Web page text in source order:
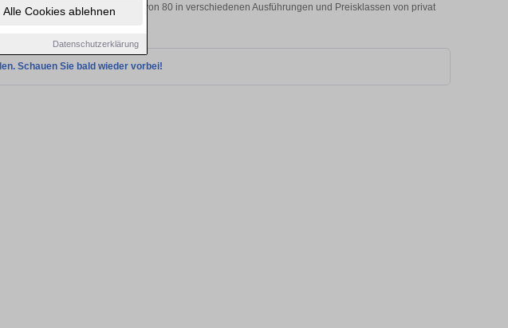
Alle Cookies ablehnen
Datenschutzerklärung
Entdecken Sie gebrauchte 80 von 80 in verschiedenen Ausführungen und Preisklassen von privat
Schauen Sie bald wieder vorbei!